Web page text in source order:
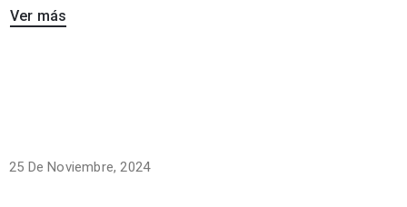
Ver más
25 De Noviembre, 2024